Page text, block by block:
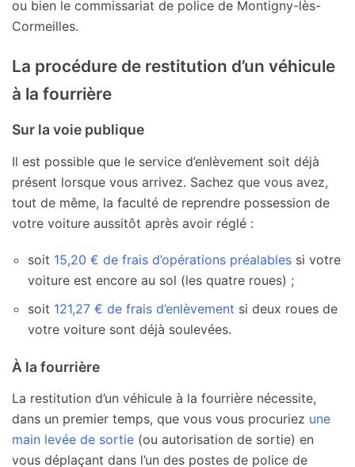
ou bien le commissariat de police de Montigny-lès-
Cormeilles.
La procédure de restitution d’un véhicule
à la fourrière
Sur la voie publique
Il est possible que le service d’enlèvement soit déjà
présent lorsque vous arrivez. Sachez que vous avez,
tout de même, la faculté de reprendre possession de
votre voiture aussitôt après avoir réglé :
soit 15,20 € de frais d’opérations préalables si votre
voiture est encore au sol (les quatre roues) ;
soit 121,27 € de frais d’enlèvement si deux roues de
votre voiture sont déjà soulevées.
À la fourrière
La restitution d’un véhicule à la fourrière nécessite,
dans un premier temps, que vous vous procuriez une
main levée de sortie (ou autorisation de sortie) en
vous déplaçant dans l’un des postes de police de